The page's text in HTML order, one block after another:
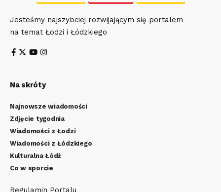
Jesteśmy najszybciej rozwijającym się portalem
na temat Łodzi i Łódzkiego
Na skróty
Najnowsze wiadomości
Zdjęcie tygodnia
Wiadomości z Łodzi
Wiadomości z Łódzkiego
Kulturalna Łódź
Co w sporcie
Regulamin Portalu